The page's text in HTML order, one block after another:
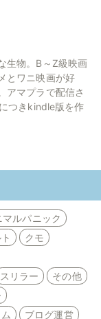
生物。B～Z級映画
とワニ映画が好
アマプラで配信さ
つきkindle版を作
マルパニック
クモ
スリラー
その他
ブログ運営